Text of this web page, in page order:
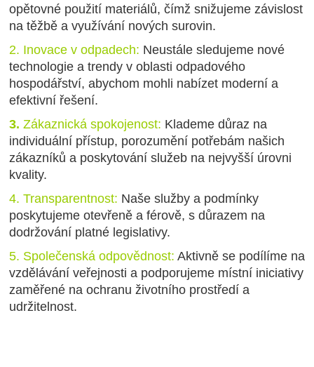
opětovné použití materiálů, čímž snižujeme závislost
na těžbě a využívání nových surovin.
2. Inovace v odpadech: Neustále sledujeme nové
technologie a trendy v oblasti odpadového
hospodářství, abychom mohli nabízet moderní a
efektivní řešení.
3. Zákaznická spokojenost: Klademe důraz na
individuální přístup, porozumění potřebám našich
zákazníků a poskytování služeb na nejvyšší úrovni
kvality.
4. Transparentnost: Naše služby a podmínky
poskytujeme otevřeně a férově, s důrazem na
dodržování platné legislativy.
5. Společenská odpovědnost: Aktivně se podílíme na
vzdělávání veřejnosti a podporujeme místní iniciativy
zaměřené na ochranu životního prostředí a
udržitelnost.